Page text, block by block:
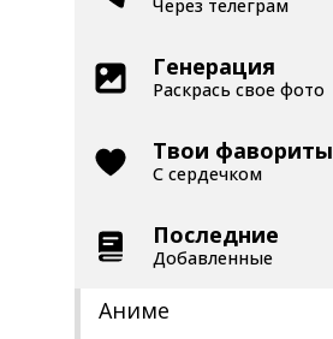
Через телеграм
Генерация
Раскрась свое фото
Твои фавориты
С сердечком
Последние
Добавленные
Аниме